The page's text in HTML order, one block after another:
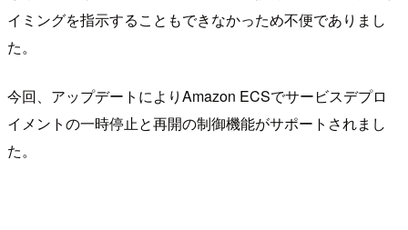
イミングを指示することもできなかっため不便でありまし
た。
今回、アップデートによりAmazon ECSでサービスデプロ
イメントの一時停止と再開の制御機能がサポートされまし
た。